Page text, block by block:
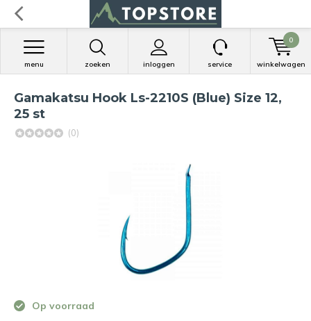
zoeken inloggen
menu service winkelwagen
0
Gamakatsu Hook Ls-2210S (Blue) Size 12,
25 st
(0)
Op voorraad